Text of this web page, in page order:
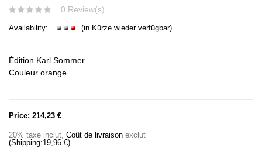
0 Review(s)
Availability: (in Kürze wieder verfügbar)
Édition Karl Sommer
Couleur orange
Price: 214,23 €
20% taxe inclut, Coût de livraison exclut
(Shipping:19,96 €)